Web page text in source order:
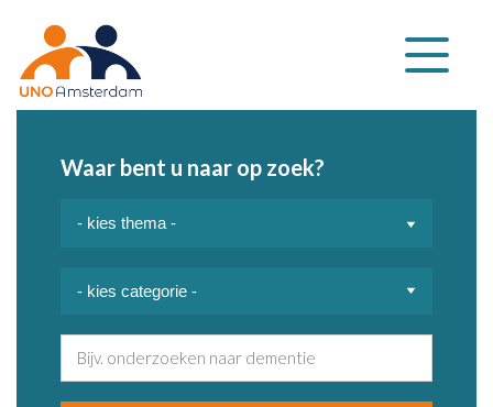
Klap
navigatie
Waar bent u naar op zoek?